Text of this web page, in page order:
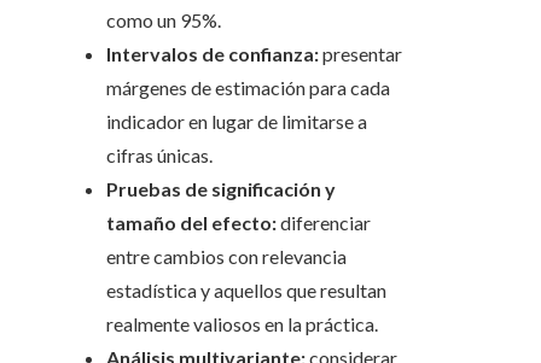
como un 95%.
Intervalos de confianza:presentar
márgenes de estimación para cada
indicador en lugar de limitarse a
cifras únicas.
Pruebas de significación y
tamaño del efecto:diferenciar
entre cambios con relevancia
estadística y aquellos que resultan
realmente valiosos en la práctica.
Análisis multivariante:considerar